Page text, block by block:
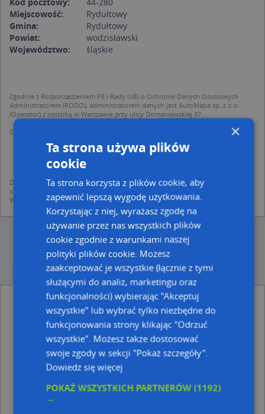
Miejscowość:
Rydułtowy
Gmina:
Rydułtowy
Powiat:
wodzisławski
Województwo:
śląskie
Zgodnie z Rozporządzeniem PE i Rady (UE) o Ochronie Danych Osobowych
Administratorem (RODO), administratorem danych jest AutoMapa sp. z o.o.
(Operator) z siedzibą w Warszawie przy ulicy Domaniewskiej 37.
Operator przetwarza dane osobowe w celu:
dodania ich do bazy Targeo oraz publikacji w wyszukiwarce firm i na
mapach (art. 6 ust. 1 lit. f RODO)
udostępniania danych o firmach partnerom biznesowym operatora (art.
6 ust. 1 lit. f RODO)
Dane pochodzą z publicznych baz CEIDG, GUS, REGON, z firmowych stron www
oraz od podmiotów zewnętrznych.
Więcej informacji dot. RODO:http://regulamin.automapa.pl/odo_przetwarzanie/
Kocoń Stanisław - inne Przemysł, Firmy w
pobliżu
Krzysztof Jesionka Fantazja, ul. Ofiar Terroru 39, 44-
280 Rydułtowy
D&D Cars Daniel Ochwat, Bohaterów Warszawy 60B,
44-280 Rydułtowy
Terroru 44, 44-280 Rydułtowy
×
Ta strona używa plików
cookie
Ta strona korzysta z plików cookie, aby
zapewnić lepszą wygodę użytkowania.
Korzystając z niej, wyrażasz zgodę na
używanie przez nas wszystkich plików
cookie zgodnie z warunkami naszej
polityki plików cookie. Możesz
zaakceptować je wszystkie (łącznie z tymi
służącymi do analiz, marketingu oraz
funkcjonalności) wybierając "Akceptuj
wszystkie" lub wybrać tylko niezbędne do
funkcjonowania strony klikając "Odrzuć
wszystkie". Możesz także dostosować
swoje zgody w sekcji "Pokaż szczegóły".
Dowiedz się więcej
POKAŻ WSZYSTKICH PARTNERÓW(1192)
→